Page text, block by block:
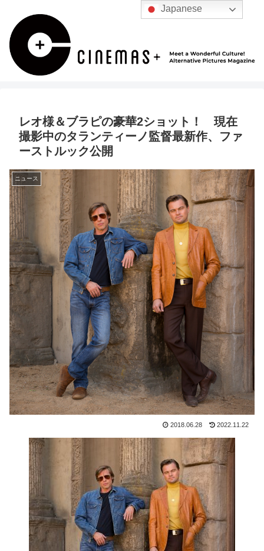
レオ様＆ブラピの豪華2ショット！ 現在
撮影中のタランティーノ監督最新作、ファ
ーストルック公開
ニュース
2018.06.28 2022.11.22
Japanese